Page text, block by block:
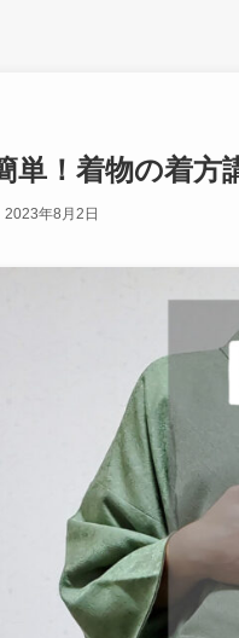
単！着物の着方
2023年8月2日